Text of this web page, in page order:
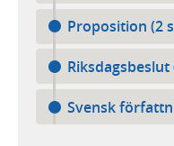
Proposition (2
Riksdagsbeslut
Svensk